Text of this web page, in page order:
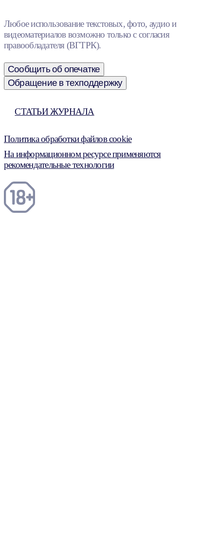
Любое использование текстовых, фото, аудио и
видеоматериалов возможно только с согласия
правообладателя (ВГТРК).
Сообщить об опечатке
Обращение в техподдержку
СТАТЬИ ЖУРНАЛА
Политика обработки файлов cookie
На информационном ресурсе применяются
рекомендательные технологии